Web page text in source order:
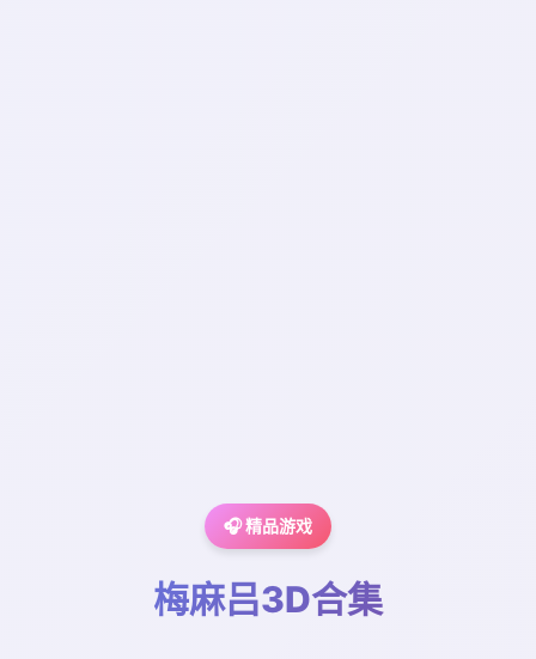
🎧 精品游戏
梅麻吕3D合集